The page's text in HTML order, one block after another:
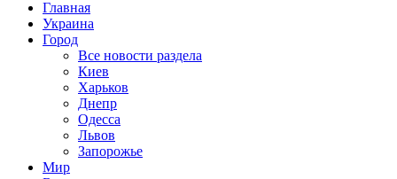
Главная
Украина
Город
Все новости раздела
Киев
Харьков
Днепр
Одесса
Львов
Запорожье
Мир